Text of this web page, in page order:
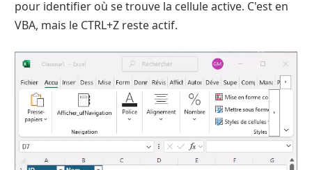
pour identifier où se trouve la cellule active. C'est en
VBA, mais le CTRL+Z reste actif.